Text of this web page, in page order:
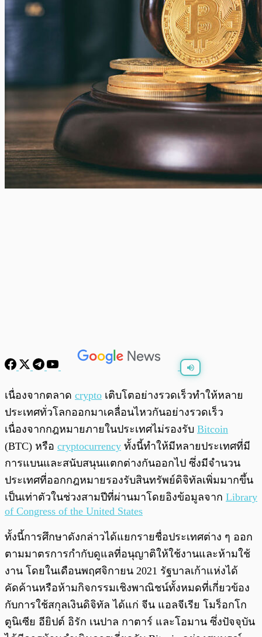
0:00 /
เนื่องจากตลาด crypto เติบโตอย่างรวดเร็วทำให้หลาย
ประเทศทั่วโลกออกมาเคลื่อนไหวกันอย่างรวดเร็ว
เนื่องจากกฎหมายภายในประเทศไม่รองรับ Bitcoin
(BTC) หรือ cryptocurrency ทั้งนี้ทำให้มีหลายประเทศที่มี
การแบนและสนับสนุนแตกต่างกันออกไป ซึ่งมีจำนวน
ประเทศที่ออกกฎหมายรองรับสินทรัพย์ดิจิทัลเพิ่มมากขึ้น
เป็นเท่าตัวในช่วงสามปีที่ผ่านมาโดยอิงข้อมูลจาก Library
of Congress of the United States
ทั้งนี้การศึกษาดังกล่าวได้แยกรายชื่อประเทศต่าง ๆ ออก
ตามมาตรการกำกับดูแลที่อนุญาติให้ใช้งานและห้ามใช้
งาน โดยในเดือนพฤศจิกายน 2021 รัฐบาลเก้าแห่งได้
คัดค้านหรือห้ามกิจกรรมเชิงพาณิชน์ทั้งหมดที่เกี่ยวข้อง
กับการใช้สกุลเงินดิจิทัล ได้แก่ จีน แอลจีเรีย โมร็อกโก
ตูนิเซีย อียิปต์ อิรัก เนปาล กาตาร์ และโอมาน ซึ่งปัจจุบัน